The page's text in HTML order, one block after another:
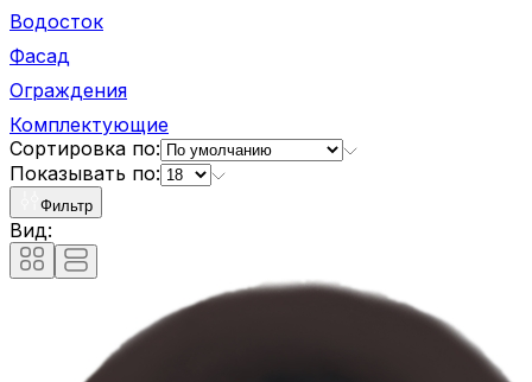
Водосток
Фасад
Ограждения
Комплектующие
Сортировка по:
Показывать по:
Фильтр
Вид: